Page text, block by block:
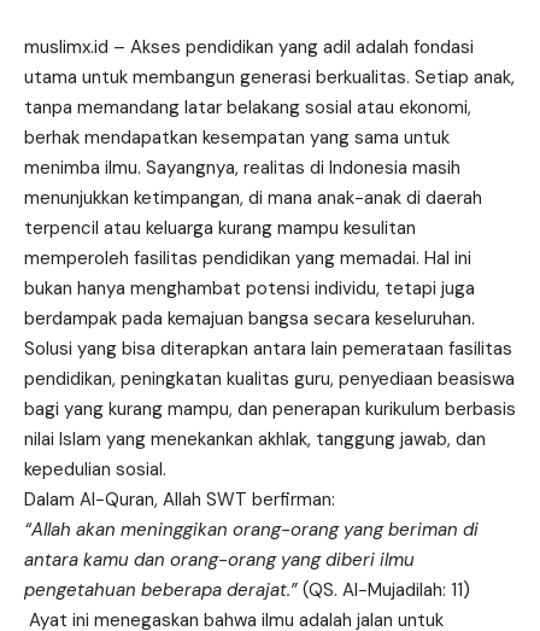
muslimx.id – Akses pendidikan yang adil adalah fondasi
utama untuk membangun generasi berkualitas. Setiap anak,
tanpa memandang latar belakang sosial atau ekonomi,
berhak mendapatkan kesempatan yang sama untuk
menimba ilmu. Sayangnya, realitas di Indonesia masih
menunjukkan ketimpangan, di mana anak-anak di daerah
terpencil atau keluarga kurang mampu kesulitan
memperoleh fasilitas pendidikan yang memadai. Hal ini
bukan hanya menghambat potensi individu, tetapi juga
berdampak pada kemajuan bangsa secara keseluruhan.
Solusi yang bisa diterapkan antara lain pemerataan fasilitas
pendidikan, peningkatan kualitas guru, penyediaan beasiswa
bagi yang kurang mampu, dan penerapan kurikulum berbasis
nilai Islam yang menekankan akhlak, tanggung jawab, dan
kepedulian sosial.
Dalam Al-Quran, Allah SWT berfirman:
“Allah akan meninggikan orang-orang yang beriman di
antara kamu dan orang-orang yang diberi ilmu
pengetahuan beberapa derajat.” (QS. Al-Mujadilah: 11)
Ayat ini menegaskan bahwa ilmu adalah jalan untuk